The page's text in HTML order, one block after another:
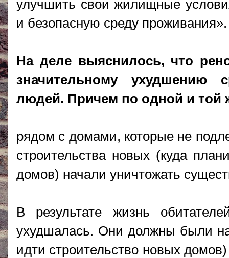
улучшить свои жилищные
и безопасную среду проживания».
На деле выяснилось, что
значительному ухудшению
людей. Причем по одной и той
рядом с домами, которые не
строительства новых (куда
домов) начали уничтожать
В результате жизнь
ухудшалась. Они должны были на
идти строительство новых